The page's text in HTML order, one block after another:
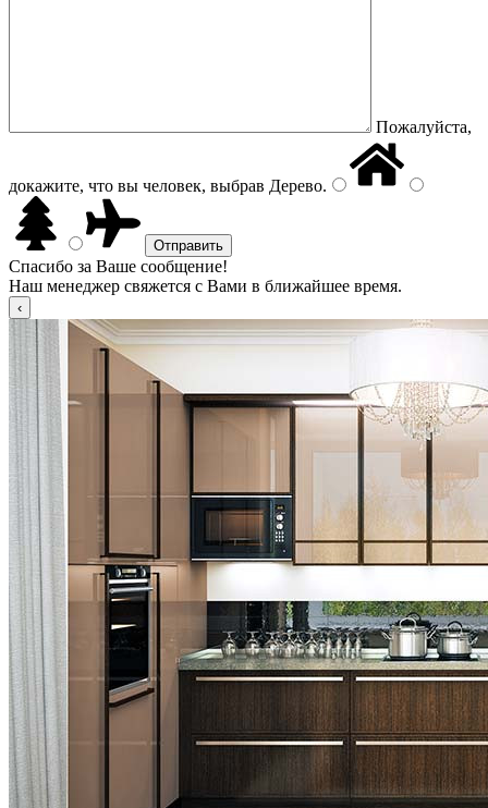
Пожалуйста,
докажите, что вы человек, выбрав Дерево.
Спасибо за Ваше сообщение!
Наш менеджер свяжется с Вами в ближайшее время.